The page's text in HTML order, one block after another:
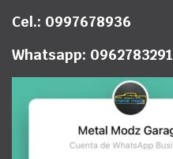
Cel.: 0997678936
Whatsapp: 0962783291